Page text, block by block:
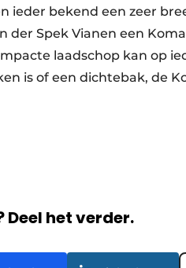
ieder bekend een zeer
der Spek Vianen een
laadschop kan op
is of een dichtebak, de
het verder.